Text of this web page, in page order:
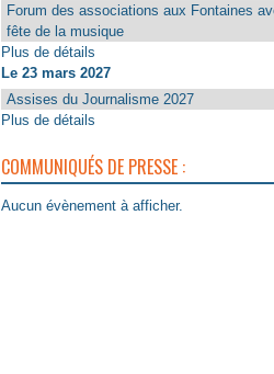
Forum des associations aux Fontaines
fête de la musique
Plus de détails
Le 23 mars 2027
Assises du Journalisme 2027
Plus de détails
COMMUNIQUÉS DE PRESSE :
Aucun évènement à afficher.